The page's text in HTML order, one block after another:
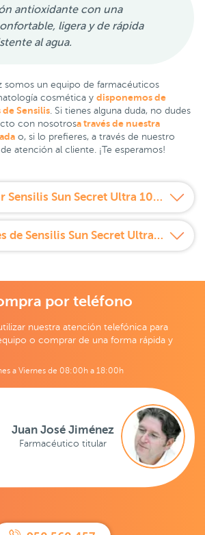
antioxidante con una
ligera y de rápida
al agua.
somos un equipo de farmacéuticos
cosmética y disponemos de
Sensilis . Si tienes alguna duda, no dudes
con nosotrosa través de nuestra
o, si lo prefieres, a través de nuestro
atención al cliente. ¡Te esperamos!
¿Cómo usar Sensilis Sun Secret Ultra 100 SPF 50+ 40 ml?
Propiedades de Sensilis Sun Secret Ultra 100 SPF 50+ 40 ml
por teléfono
nuestra atención telefónica para
o comprar de una forma rápida y
a Viernes de 08:00h a 18:00h
Juan José Jiménez
Farmacéutico titular